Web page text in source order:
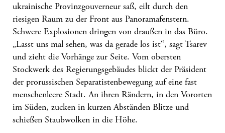
ukrainische Provinzgouverneur saß, eilt durch den
riesigen Raum zu der Front aus Panoramafenstern.
Schwere Explosionen dringen von draußen in das Büro.
„Lasst uns mal sehen, was da gerade los ist“, sagt Tsarev
und zieht die Vorhänge zur Seite. Vom obersten
Stockwerk des Regierungsgebäudes blickt der Präsident
der prorussischen Separatistenbewegung auf eine fast
menschenleere Stadt. An ihren Rändern, in den Vororten
im Süden, zucken in kurzen Abständen Blitze und
schießen Staubwolken in die Höhe.